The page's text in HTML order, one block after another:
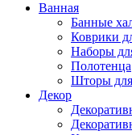
Ванная
Банные
Коврики
Наборы
Полотенца
Шторы
Декор